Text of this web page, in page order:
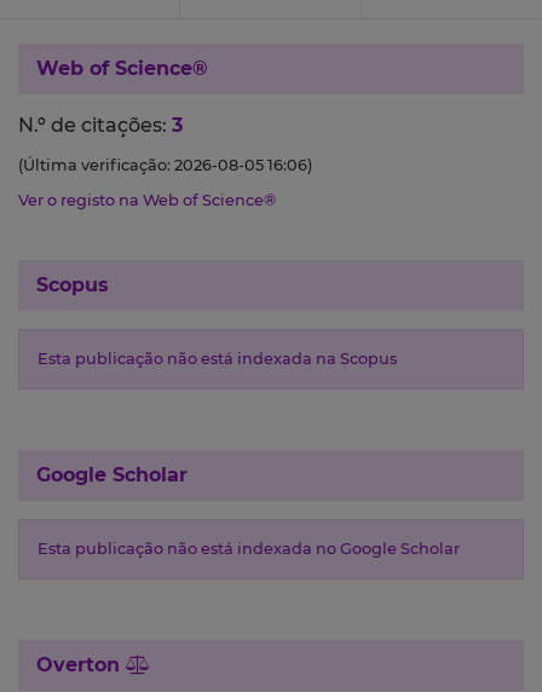
Web of Science®
N.º de citações: 3
(Última verificação: 2026-08-05 16:06)
Ver o registo na Web of Science®
Scopus
Esta publicação não está indexada na Scopus
Google Scholar
Esta publicação não está indexada no Google Scholar
Overton